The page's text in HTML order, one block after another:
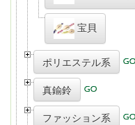
宝貝
ポリエステル系
真鍮鈴
ファッション系